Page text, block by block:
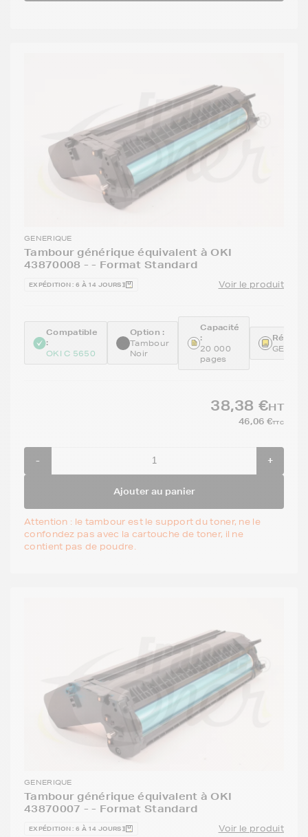
GENERIQUE
Tambour générique équivalent à OKI
43870008 - - Format Standard
EXPÉDITION : 6 À 14 JOURS Voir le produit
Compatible
:
OKI C 5650
Option :
Tambour
Noir
Capacité
:
20 000
pages
38,38 €HT
46,06 €TTC
- +
Ajouter au panier
Attention : le tambour est le support du toner, ne le
confondez pas avec la cartouche de toner, il ne
contient pas de poudre.
GENERIQUE
Tambour générique équivalent à OKI
43870007 - - Format Standard
EXPÉDITION : 6 À 14 JOURS Voir le produit